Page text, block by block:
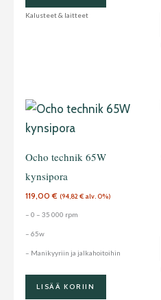
Kalusteet & laitteet
Ocho technik 65W
kynsipora
119,00€ (94,82€ alv. 0%)
– 0 – 35 000 rpm
– 65w
– Manikyyriin ja jalkahoitoihin
LISÄÄ KORIIN